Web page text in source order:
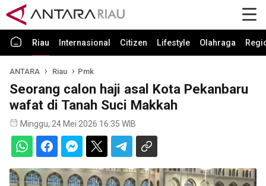
Riau Internasional Citizen Lifestyle Olahraga
ANTARA Riau Pmk
Seorang calon haji asal Kota Pekanbaru
wafat di Tanah Suci Makkah
Minggu, 24 Mei 2026 16:35 WIB